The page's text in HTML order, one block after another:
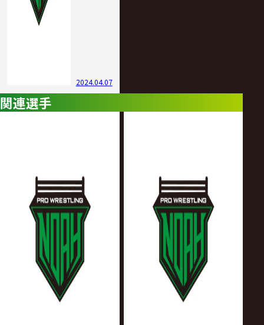
2024.04.07
関連選手